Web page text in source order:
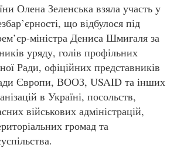
Олена Зеленська взяла участь у
що відбулося під
міністра Дениса Шмигаля за
уряду, голів профільних
Ради, офіційних представників
Європи, ВООЗ, USAID та інших
в Україні, посольств,
військових адміністрацій,
громад та